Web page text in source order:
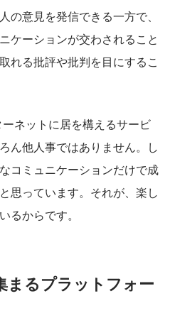
の意見を発信できる一方で、
ケーションが交わされること
れる批評や批判を目にするこ
ーネットに居を構えるサービ
ん他人事ではありません。し
コミュニケーションだけで成
思っています。それが、楽し
るからです。
まるプラットフォー